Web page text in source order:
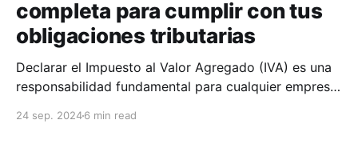
completa para cumplir con tus
obligaciones tributarias
Declarar el Impuesto al Valor Agregado (IVA) es una
responsabilidad fundamental para cualquier empresa
actividades económicas. En esta guía, se mostrará
24 sep. 20246 min read